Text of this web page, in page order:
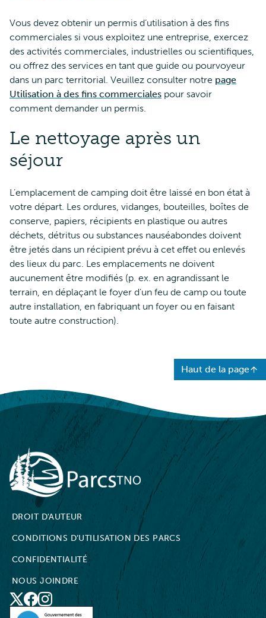
Vous devez obtenir un permis d’utilisation à des fins
commerciales si vous exploitez une entreprise, exercez
des activités commerciales, industrielles ou scientifiques,
ou offrez des services en tant que guide ou pourvoyeur
dans un parc territorial. Veuillez consulter notre page
Utilisation à des fins commerciales pour savoir
comment demander un permis.
Le nettoyage après un
séjour
L’emplacement de camping doit être laissé en bon état à
votre départ. Les ordures, vidanges, bouteilles, boîtes de
conserve, papiers, récipients en plastique ou autres
déchets, détritus ou substances nauséabondes doivent
être jetés dans un récipient prévu à cet effet ou enlevés
des lieux du parc. Les emplacements ne doivent
aucunement être modifiés (p. ex. en agrandissant le
terrain, en déplaçant le foyer d’un feu de camp ou toute
autre installation, en fabriquant un foyer ou en faisant
toute autre construction).
Haut de la page
NWT Parks
DROIT D'AUTEUR
CONDITIONS D’UTILISATION DES PARCS
CONFIDENTIALITÉ
NOUS JOINDRE
Social
X Facebook
Instagram